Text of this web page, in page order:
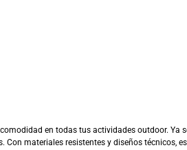
en todas tus actividades outdoor. Ya
materiales resistentes y diseños técnicos,